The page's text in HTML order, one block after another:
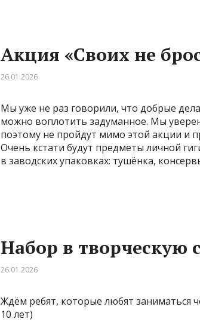
Акция «Своих не
26.01.2026
Мы уже не раз говорили, что добрые
можно воплотить задуманное. Мы
поэтому не пройдут мимо этой акции и
Очень кстати будут предметы личной
в заводских упаковках: тушёнка,
Набор в творческую
26.01.2026
Ждём ребят, которые любят заниматься
10 лет)